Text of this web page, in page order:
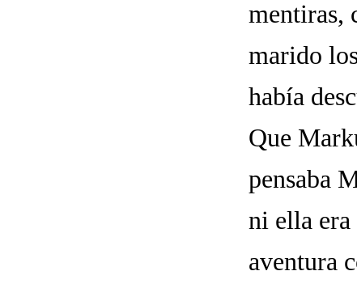
mentiras,
marido
había
Que
pensaba
ni ella
aventura